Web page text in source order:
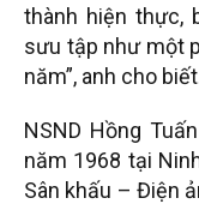
thành hiện thực,
sưu tập như một
năm”, anh cho
NSND Hồng
năm 1968 tại
Sân khấu – Điện